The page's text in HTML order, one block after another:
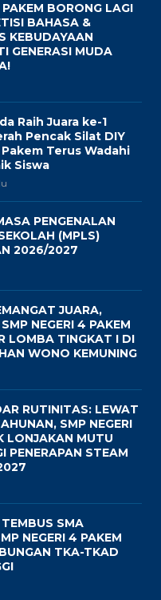
BORONG LAGI
BAHASA &
KEBUDAYAAN
GENERASI MUDA
Raih Juara ke-1
Pencak Silat DIY
Terus Wadahi
Siswa
PENGENALAN
(MPLS)
2026/2027
JUARA,
NEGERI 4 PAKEM
LOMBA TINGKAT I DI
WONO KEMUNING
RUTINITAS: LEWAT
SMP NEGERI
LONJAKAN MUTU
PENERAPAN STEAM
SMA
NEGERI 4 PAKEM
TKA-TKAD